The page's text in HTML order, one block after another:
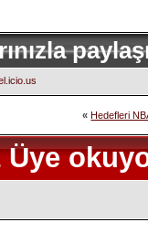
« Hedefleri
Üye